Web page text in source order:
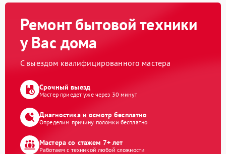
Ремонт бытовой техники
у Вас дома
С выездом квалифицированного мастера
Срочный выезд
Мастер приедет уже через 30 минут
Диагностика и осмотр бесплатно
Определим причину поломки бесплатно
Мастера со стажем 7+ лет
Работаем с техникой любой сложности